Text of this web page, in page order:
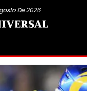
De 2026